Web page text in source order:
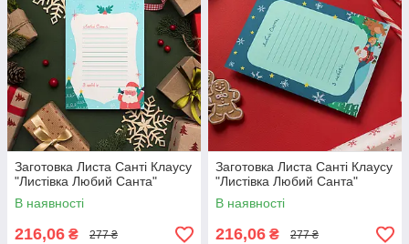
Заготовка Листа Санті Клаусу
"Листівка Любий Санта"
В наявності
216,06 ₴ 277 ₴
Заготовка Листа Санті Клаусу
"Листівка Любий Санта"
В наявності
216,06 ₴ 277 ₴